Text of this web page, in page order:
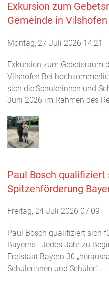
Exkursion zum
Gemeinde in Vilshofen
Montag, 27 Juli 2026 14:21
Exkursion zum Gebetsraum
Vilshofen Bei
sich die Schülerinnen und
Juni 2026 im Rahmen des
Paul Bosch qualifiziert
Spitzenförderung
Freitag, 24 Juli 2026 07:09
Paul Bosch qualifiziert sich
Bayerns Jedes Jahr zu
Freistaat Bayern 30
Schülerinnen und Schüler“...